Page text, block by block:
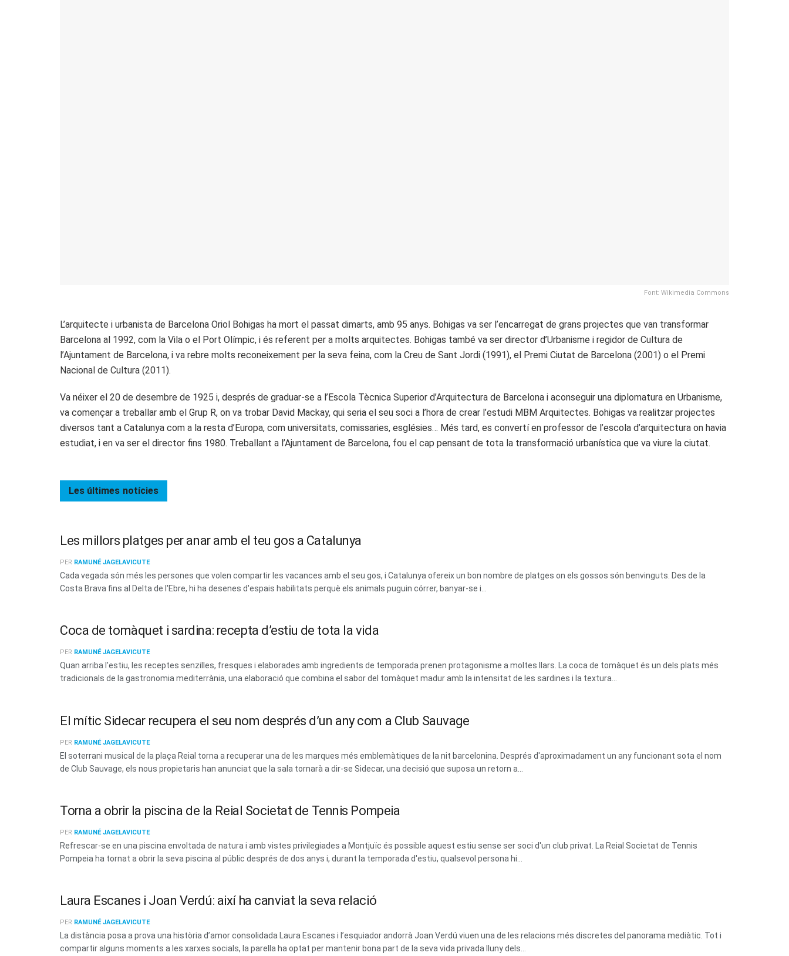
Font: Wikimedia Commons
L’arquitecte i urbanista de Barcelona Oriol Bohigas ha mort el passat dimarts, amb 95 anys. Bohigas va ser l’encarregat de grans projectes que van transformar
Barcelona al 1992, com la Vila o el Port Olímpic, i és referent per a molts arquitectes. Bohigas també va ser director d’Urbanisme i regidor de Cultura de
l’Ajuntament de Barcelona, i va rebre molts reconeixement per la seva feina, com la Creu de Sant Jordi (1991), el Premi Ciutat de Barcelona (2001) o el Premi
Nacional de Cultura (2011).
Va néixer el 20 de desembre de 1925 i, després de graduar-se a l’Escola Tècnica Superior d’Arquitectura de Barcelona i aconseguir una diplomatura en Urbanisme,
va començar a treballar amb el Grup R, on va trobar David Mackay, qui seria el seu soci a l’hora de crear l’estudi MBM Arquitectes. Bohigas va realitzar projectes
diversos tant a Catalunya com a la resta d’Europa, com universitats, comissaries, esglésies… Més tard, es convertí en professor de l’escola d’arquitectura on havia
estudiat, i en va ser el director fins 1980. Treballant a l’Ajuntament de Barcelona, fou el cap pensant de tota la transformació urbanística que va viure la ciutat.
Les últimes notícies
Les millors platges per anar amb el teu gos a Catalunya
PER RAMUNÉ JAGELAVICUTE
Cada vegada són més les persones que volen compartir les vacances amb el seu gos, i Catalunya ofereix un bon nombre de platges on els gossos són benvinguts. Des de la
Costa Brava fins al Delta de l'Ebre, hi ha desenes d'espais habilitats perquè els animals puguin córrer, banyar-se i...
Coca de tomàquet i sardina: recepta d’estiu de tota la vida
PER RAMUNÉ JAGELAVICUTE
Quan arriba l'estiu, les receptes senzilles, fresques i elaborades amb ingredients de temporada prenen protagonisme a moltes llars. La coca de tomàquet és un dels plats més
tradicionals de la gastronomia mediterrània, una elaboració que combina el sabor del tomàquet madur amb la intensitat de les sardines i la textura...
El mític Sidecar recupera el seu nom després d’un any com a Club Sauvage
PER RAMUNÉ JAGELAVICUTE
El soterrani musical de la plaça Reial torna a recuperar una de les marques més emblemàtiques de la nit barcelonina. Després d'aproximadament un any funcionant sota el nom
de Club Sauvage, els nous propietaris han anunciat que la sala tornarà a dir-se Sidecar, una decisió que suposa un retorn a...
Torna a obrir la piscina de la Reial Societat de Tennis Pompeia
PER RAMUNÉ JAGELAVICUTE
Refrescar-se en una piscina envoltada de natura i amb vistes privilegiades a Montjuïc és possible aquest estiu sense ser soci d'un club privat. La Reial Societat de Tennis
Pompeia ha tornat a obrir la seva piscina al públic després de dos anys i, durant la temporada d'estiu, qualsevol persona hi...
Laura Escanes i Joan Verdú: així ha canviat la seva relació
PER RAMUNÉ JAGELAVICUTE
La distància posa a prova una història d’amor consolidada Laura Escanes i l’esquiador andorrà Joan Verdú viuen una de les relacions més discretes del panorama mediàtic. Tot i
compartir alguns moments a les xarxes socials, la parella ha optat per mantenir bona part de la seva vida privada lluny dels...